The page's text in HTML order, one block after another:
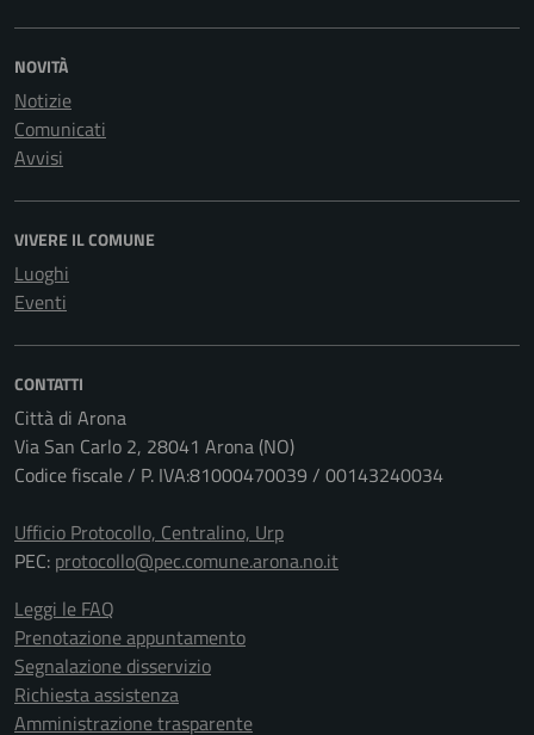
NOVITÀ
Notizie
Comunicati
Avvisi
VIVERE IL COMUNE
Luoghi
Eventi
CONTATTI
Città di Arona
Via San Carlo 2, 28041 Arona (NO)
Codice fiscale / P. IVA:81000470039 / 00143240034
Ufficio Protocollo, Centralino, Urp
PEC: protocollo@pec.comune.arona.no.it
Leggi le FAQ
Prenotazione appuntamento
Segnalazione disservizio
Richiesta assistenza
Amministrazione trasparente